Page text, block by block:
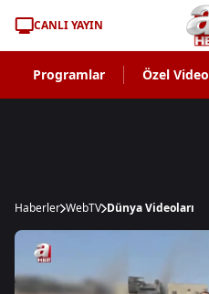
CANLI YAYIN
Programlar Özel Video
Haberler WebTV Dünya Videoları